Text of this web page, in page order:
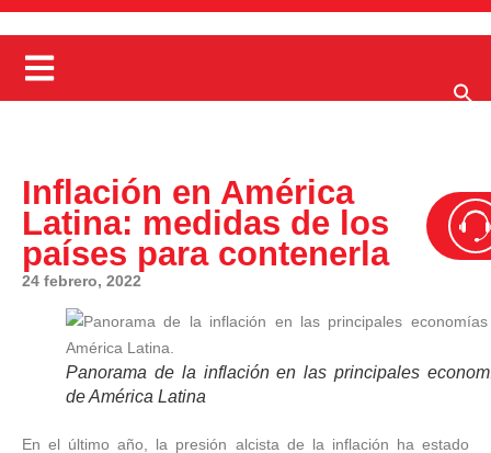
Inflación en América
Latina: medidas de los
países para contenerla
24 febrero, 2022
Panorama de la inflación en las principales
de América Latina
En el último año, la presión alcista de la inflación ha estado